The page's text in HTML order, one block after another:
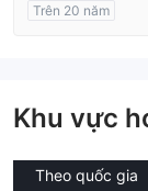
Trên 20 năm
Khu vực
Theo quốc gia